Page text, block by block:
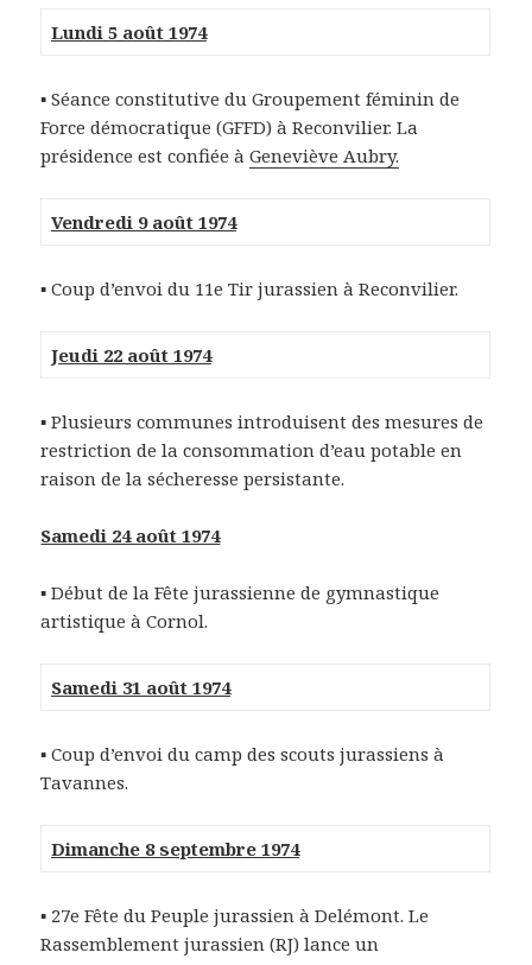
Lundi 5 août 1974
▪ Séance constitutive du Groupement féminin de
Force démocratique (GFFD) à Reconvilier. La
présidence est confiée àGeneviève Aubry.
Vendredi 9 août 1974
▪ Coup d’envoi du 11e Tir jurassien à Reconvilier.
Jeudi 22 août 1974
▪ Plusieurs communes introduisent des mesures de
restriction de la consommation d’eau potable en
raison de la sécheresse persistante.
Samedi 24 août 1974
▪ Début de la Fête jurassienne de gymnastique
artistique à Cornol.
Samedi 31 août 1974
▪ Coup d’envoi du camp des scouts jurassiens à
Tavannes.
Dimanche 8 septembre 1974
▪ 27e Fête du Peuple jurassien à Delémont. Le
Rassemblement jurassien (RJ) lance un